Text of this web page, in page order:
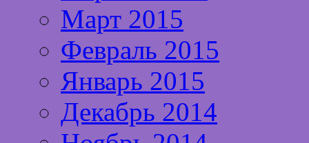
Март 2015
Февраль 2015
Январь 2015
Декабрь 2014